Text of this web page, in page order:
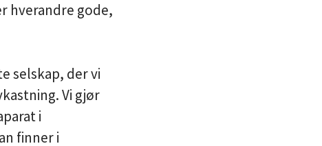
hverandre gode,
selskap, der vi
Vi gjør
i
finner i